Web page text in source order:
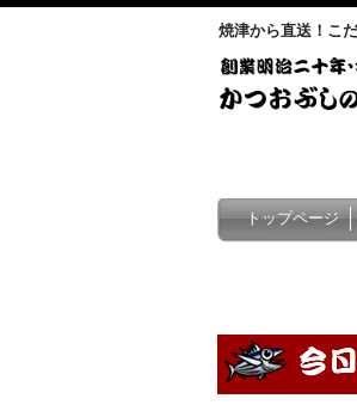
焼津から直送！こ
トップページ